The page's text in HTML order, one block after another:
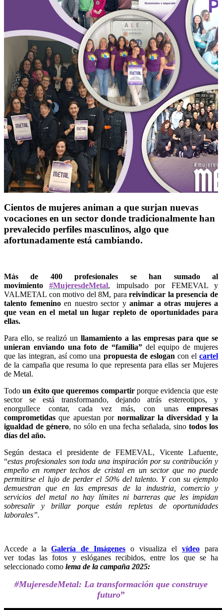
Cientos de mujeres animan a que surjan nuevas
vocaciones en un sector donde tradicionalmente han
prevalecido perfiles masculinos, algo que
afortunadamente está cambiando.
Más de 400 profesionales se han sumado al
movimiento#MujeresdeMetal, impulsado por FEMEVAL y
VALMETAL con motivo del 8M, parareivindicar la presencia de
talento femeninoen nuestro sector y animar a otras mujeres a
que vean en el metal un lugar repleto de oportunidades para
ellas.
Para ello, se realizó un llamamiento a las empresas para que se
unieran enviando una foto de “familia”del equipo de mujeres
que las integran, así como una propuesta de eslogan con elcartel
de la campaña que resuma lo que representa para ellas ser Mujeres
de Metal.
Todo un éxito que queremos compartir porque evidencia que este
sector se está transformando, dejando atrás estereotipos, y
enorgullece contar, cada vez más, con unas empresas
comprometidas que apuestan por normalizar la diversidad y la
igualdad de género, no sólo en una fecha señalada, sino todos los
días del año.
Según destaca el presidente de FEMEVAL, Vicente Lafuente,
“estas profesionales son toda una inspiración por su contribución y
empeño en romper techos de cristal en un sector que no puede
permitirse el lujo de perder el 50% del talento. Y con su ejemplo
demuestran que en las empresas de la industria, comercio y
servicios del metal no hay límites ni barreras que les impidan
sobresalir y brillar porque están repletas de oportunidades
laborales”.
Accede a la Galería de Imágenes o visualiza elvídeo para
ver todas las fotos y eslóganes recibidos, entre los que se ha
seleccionado como lema de la campaña 2025:
#MujeresdeMetal: La transformación que construye
futuro”